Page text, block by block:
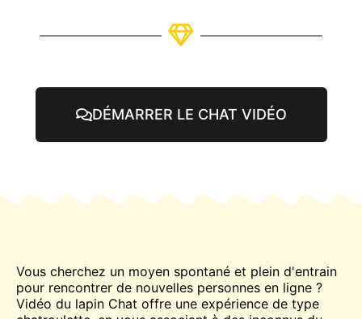
DÉMARRER LE CHAT VIDÉO
Vous cherchez un moyen spontané et plein d'entrain
pour rencontrer de nouvelles personnes en ligne ?
Vidéo du lapin Chat offre une expérience de type